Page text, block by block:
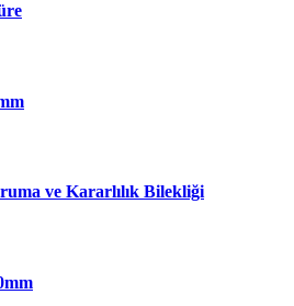
ve Kararlılık Bilekliği